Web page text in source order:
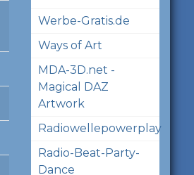
Werbe-Gratis.de
Ways of Art
MDA-3D.net -
Magical DAZ
Artwork
Radiowellepowerplay
Radio-Beat-Party-
Dance